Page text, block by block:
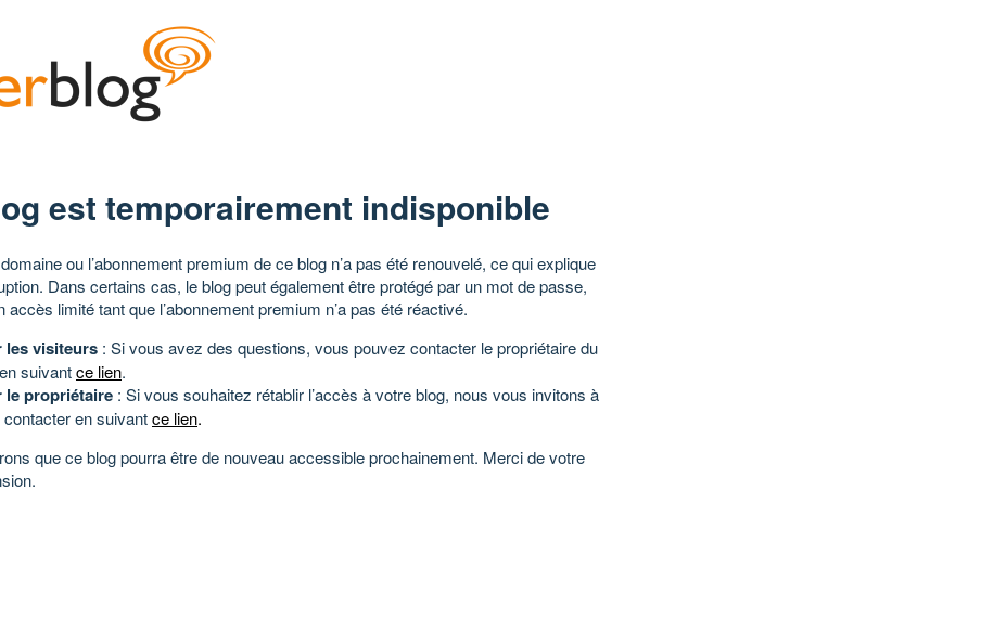
est temporairement indisponible
ou l’abonnement premium de ce blog n’a pas été renouvelé, ce qui explique
Dans certains cas, le blog peut également être protégé par un mot de passe,
accès limité tant que l’abonnement premium n’a pas été réactivé.
les visiteurs : Si vous avez des questions, vous pouvez contacter le propriétaire du
suivantce lien.
le propriétaire : Si vous souhaitez rétablir l’accès à votre blog, nous vous invitons à
contacter en suivantce lien.
que ce blog pourra être de nouveau accessible prochainement. Merci de votre